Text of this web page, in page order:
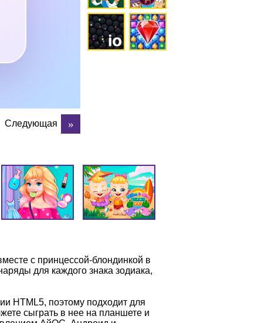
Следующая
с принцессой-блондинкой в
для каждого знака зодиака,
HTML5, поэтому подходит для
сыграть в нее на планшете и